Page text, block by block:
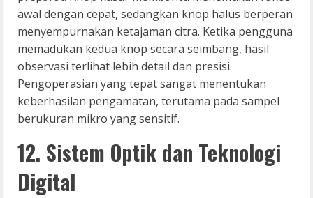
awal dengan cepat, sedangkan knop halus berperan
menyempurnakan ketajaman citra. Ketika pengguna
memadukan kedua knop secara seimbang, hasil
observasi terlihat lebih detail dan presisi.
Pengoperasian yang tepat sangat menentukan
keberhasilan pengamatan, terutama pada sampel
berukuran mikro yang sensitif.
12. Sistem Optik dan Teknologi
Digital